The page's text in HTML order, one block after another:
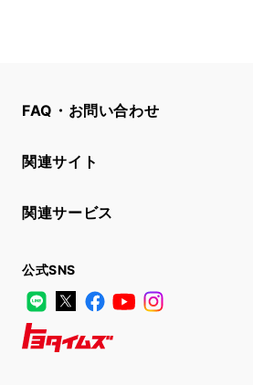
FAQ・お問い合わせ
関連サイト
関連サービス
公式SNS
LINE
X FacebookYouTube